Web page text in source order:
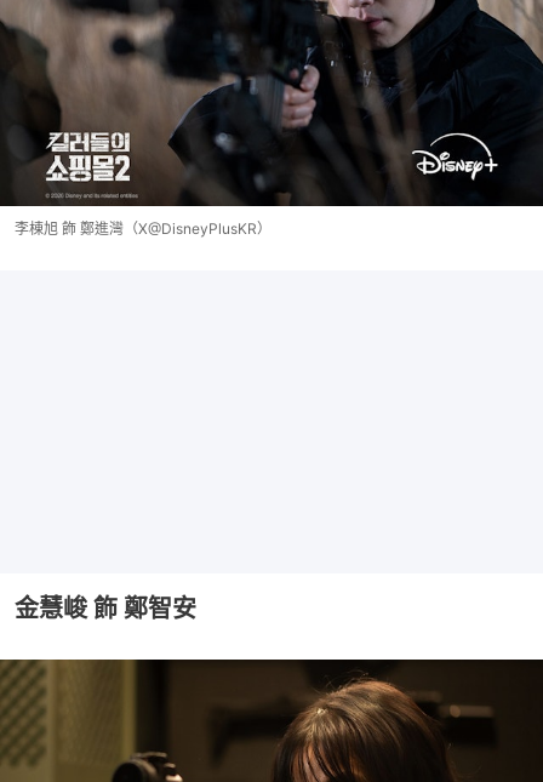
李棟旭 飾 鄭進灣（X@DisneyPlusKR）
金慧峻 飾 鄭智安